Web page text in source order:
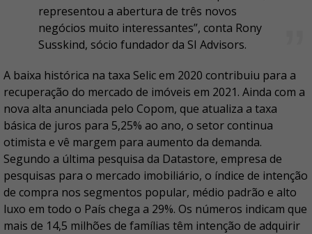
representou a abertura de três novos
negócios muito interessantes”, conta Rony
Susskind, sócio fundador da SI Advisors.
A baixa histórica na taxa Selic em 2020 contribuiu para a
recuperação do mercado de imóveis em 2021. Ainda com a
nova alta anunciada pelo Copom, que atualiza a taxa
básica de juros para 5,25% ao ano, o setor continua
otimista e vê margem para aumento da demanda.
Segundo a última pesquisa da Datastore, empresa de
pesquisas para o mercado imobiliário, o índice de intenção
de compra nos segmentos popular, médio padrão e alto
luxo em todo o País chega a 29%. Os números indicam que
mais de 14,5 milhões de famílias têm intenção de adquirir